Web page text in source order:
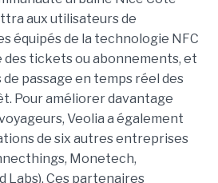
aux utilisateurs de
équipés de la technologie NFC
tickets ou abonnements, et
passage en temps réel des
Pour améliorer davantage
Veolia a également
de six autres entreprises
Monetech,
Labs). Ces partenaires